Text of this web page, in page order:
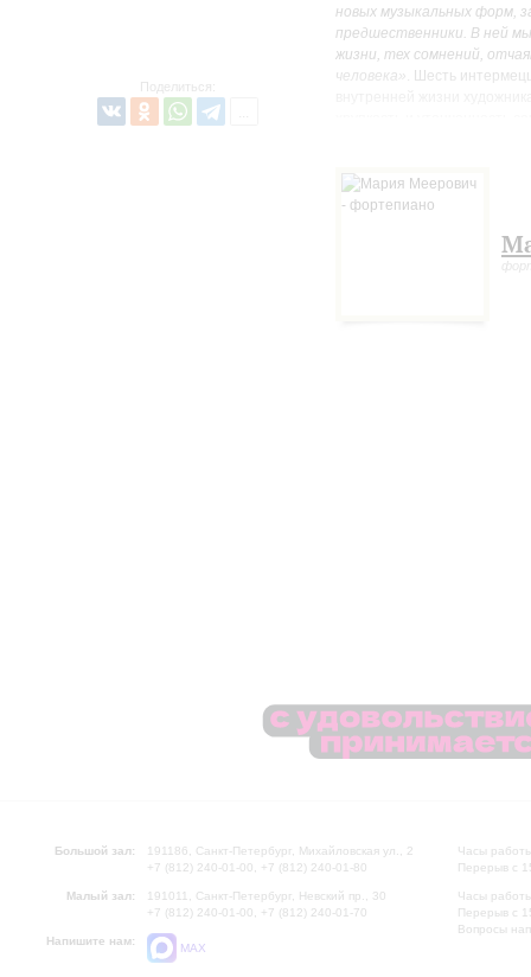
Поделиться:
новых музыкальных форм,
предшественники. В ней
жизни, тех сомнений,
человека» . Шесть
адресованный
в число шедевров русской
Мария Меерович – лауреат
фестивалей, в числе
Большой зал:
191186, Санкт-Петербург, Михайловская ул., 2
+7 (812) 240-01-00, +7 (812) 240-01-80
Малый зал:
191011, Санкт-Петербург, Невский пр., 30
+7 (812) 240-01-00, +7 (812) 240-01-70
Напишите нам:
MAX
Часы
Перерыв с
Часы
Перерыв с
Вопросы